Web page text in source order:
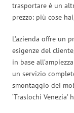
trasportare è un
prezzo: più cose
L’azienda offre un
esigenze del
in base
un servizio
smontaggio dei
‘Traslochi